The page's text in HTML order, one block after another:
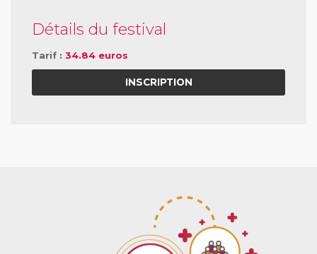
Détails du festival
Tarif : 34.84 euros
INSCRIPTION